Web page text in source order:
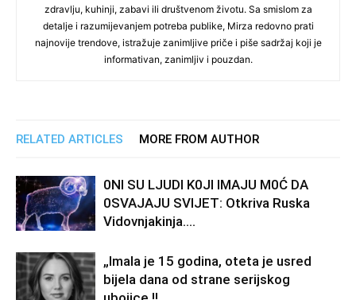
zdravlju, kuhinji, zabavi ili društvenom životu. Sa smislom za
detalje i razumijevanjem potreba publike, Mirza redovno prati
najnovije trendove, istražuje zanimljive priče i piše sadržaj koji je
informativan, zanimljiv i pouzdan.
RELATED ARTICLES MORE FROM AUTHOR
0Nl SU LJUDl K0Jl lMAJU M0Ć DA
0SVAJAJU SVlJET: Otkriva Ruska
Vidovnjakinja….
„Imala je 15 godina, oteta je usred
bijela dana od strane serijskog